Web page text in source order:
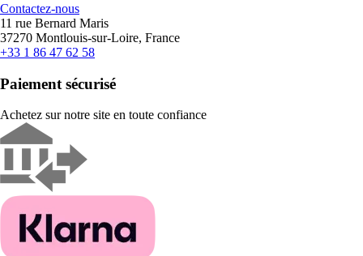
Contactez-nous
11 rue Bernard Maris
37270 Montlouis-sur-Loire, France
+33 1 86 47 62 58
Paiement sécurisé
Achetez sur notre site en toute confiance